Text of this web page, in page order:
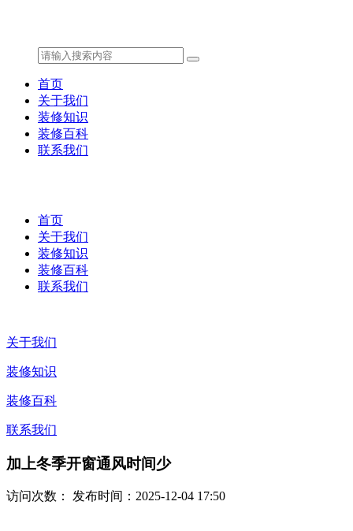
首页
关于我们
装修知识
装修百科
联系我们
首页
关于我们
装修知识
装修百科
联系我们
关于我们
装修知识
装修百科
联系我们
加上冬季开窗通风时间少
访问次数： 发布时间：2025-12-04 17:50